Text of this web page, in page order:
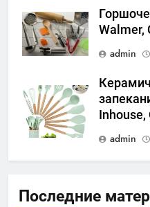
Walmer,
admin
admin
Последние